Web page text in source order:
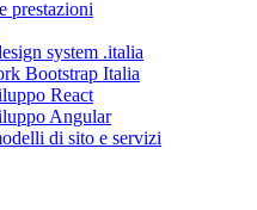
prestazioni
system .italia
Bootstrap Italia
React
Angular
di sito e servizi